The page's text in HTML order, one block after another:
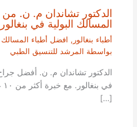
الدكتور تشاندان م. ن.
المسالك البولية في
أطباء بنغالور , افضل أطباء المسالك
بواسطة المرشد للتنسيق الطبي
الدكتور تشاندان م. ن. أفضل
[…]